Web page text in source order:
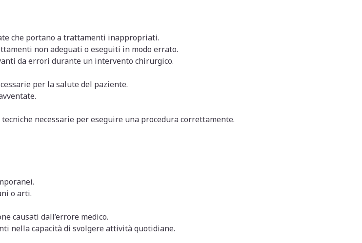
che portano a trattamenti inappropriati.
non adeguati o eseguiti in modo errato.
da errori durante un intervento chirurgico.
per la salute del paziente.
necessarie per eseguire una procedura correttamente.
o arti.
causati dall’errore medico.
nella capacità di svolgere attività quotidiane.